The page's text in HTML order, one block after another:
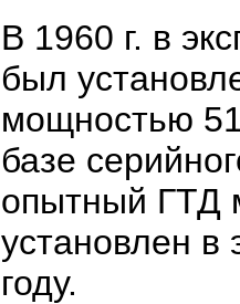
В 1960 г. в
был
мощностью
базе
опытный ГТД
установлен в
году.